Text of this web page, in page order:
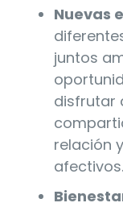
Nuevas
juntos
disfrutar
relación
afectivos.